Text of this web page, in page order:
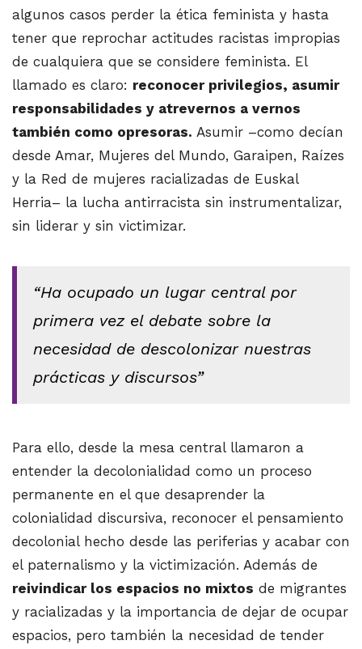
algunos casos perder la ética feminista y hasta
tener que reprochar actitudes racistas impropias
de cualquiera que se considere feminista. El
llamado es claro: reconocer privilegios, asumir
responsabilidades y atrevernos a vernos
también como opresoras. Asumir –como decían
desde Amar, Mujeres del Mundo, Garaipen, Raízes
y la Red de mujeres racializadas de Euskal
Herria– la lucha antirracista sin instrumentalizar,
sin liderar y sin victimizar.
“Ha ocupado un lugar central por
primera vez el debate sobre la
necesidad de descolonizar nuestras
prácticas y discursos”
Para ello, desde la mesa central llamaron a
entender la decolonialidad como un proceso
permanente en el que desaprender la
colonialidad discursiva, reconocer el pensamiento
decolonial hecho desde las periferias y acabar con
el paternalismo y la victimización. Además de
reivindicar los espacios no mixtos de migrantes
y racializadas y la importancia de dejar de ocupar
espacios, pero también la necesidad de tender